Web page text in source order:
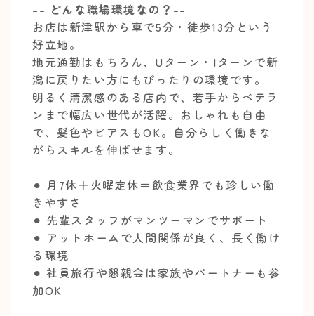
-- どんな職場環境なの？--
お店は新津駅から車で5分・徒歩13分という
好立地。
地元通勤はもちろん、Uターン・Iターンで新
潟に戻りたい方にもぴったりの環境です。
明るく清潔感のある店内で、若手からベテラ
ンまで幅広い世代が活躍。おしゃれも自由
で、髪色やピアスもOK。自分らしく働きな
がらスキルを伸ばせます。
⚫︎ 月7休＋火曜定休＝飲食業界でも珍しい働
きやすさ
⚫︎ 先輩スタッフがマンツーマンでサポート
⚫︎ アットホームで人間関係が良く、長く働け
る環境
⚫︎ 社員旅行や懇親会は家族やパートナーも参
加OK